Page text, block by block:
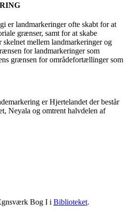
er landmarkeringer ofte skabt for at
grænser, samt for at skabe
mellem landmarkeringer og
for landmarkeringer som
grænsen for områdefortællinger som
er Hjertelandet der består
Neyala og omtrent halvdelen af
Bog I i Biblioteket.